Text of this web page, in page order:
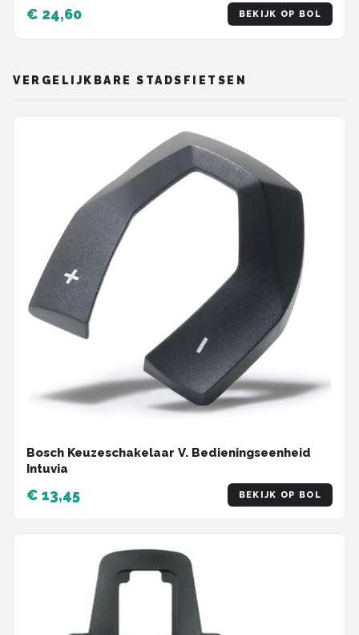
€ 24,60 BEKIJK OP BOL
VERGELIJKBARE STADSFIETSEN
Bosch Keuzeschakelaar V. Bedieningseenheid
Intuvia
€ 13,45 BEKIJK OP BOL